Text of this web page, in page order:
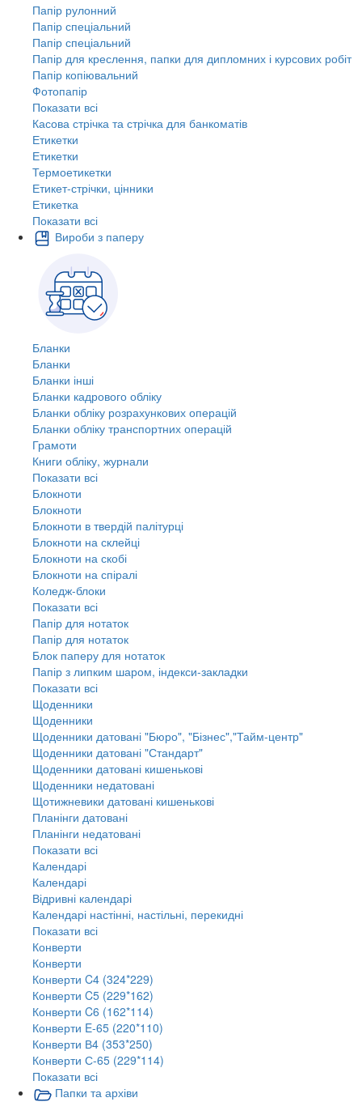
Папір рулонний
Папір спеціальний
Папір спеціальний
Папір для креслення, папки для дипломних і курсових робіт
Папір копіювальний
Фотопапір
Показати всі
Касова стрічка та стрічка для банкоматів
Етикетки
Етикетки
Термоетикетки
Етикет-стрічки, цінники
Етикетка
Показати всі
Вироби з паперу
Бланки
Бланки
Бланки інші
Бланки кадрового обліку
Бланки обліку розрахункових операцій
Бланки обліку транспортних операцій
Грамоти
Книги обліку, журнали
Показати всі
Блокноти
Блокноти
Блокноти в твердій палітурці
Блокноти на склейці
Блокноти на скобі
Блокноти на спіралі
Коледж-блоки
Показати всі
Папір для нотаток
Папір для нотаток
Блок паперу для нотаток
Папір з липким шаром, індекси-закладки
Показати всі
Щоденники
Щоденники
Щоденники датовані "Бюро", "Бізнес","Тайм-центр"
Щоденники датовані "Стандарт"
Щоденники датовані кишенькові
Щоденники недатовані
Щотижневики датовані кишенькові
Планінги датовані
Планінги недатовані
Показати всі
Календарі
Календарі
Відривні календарі
Календарі настінні, настільні, перекидні
Показати всі
Конверти
Конверти
Конверти C4 (324*229)
Конверти C5 (229*162)
Конверти C6 (162*114)
Конверти E-65 (220*110)
Конверти В4 (353*250)
Конверти С-65 (229*114)
Показати всі
Папки та архіви